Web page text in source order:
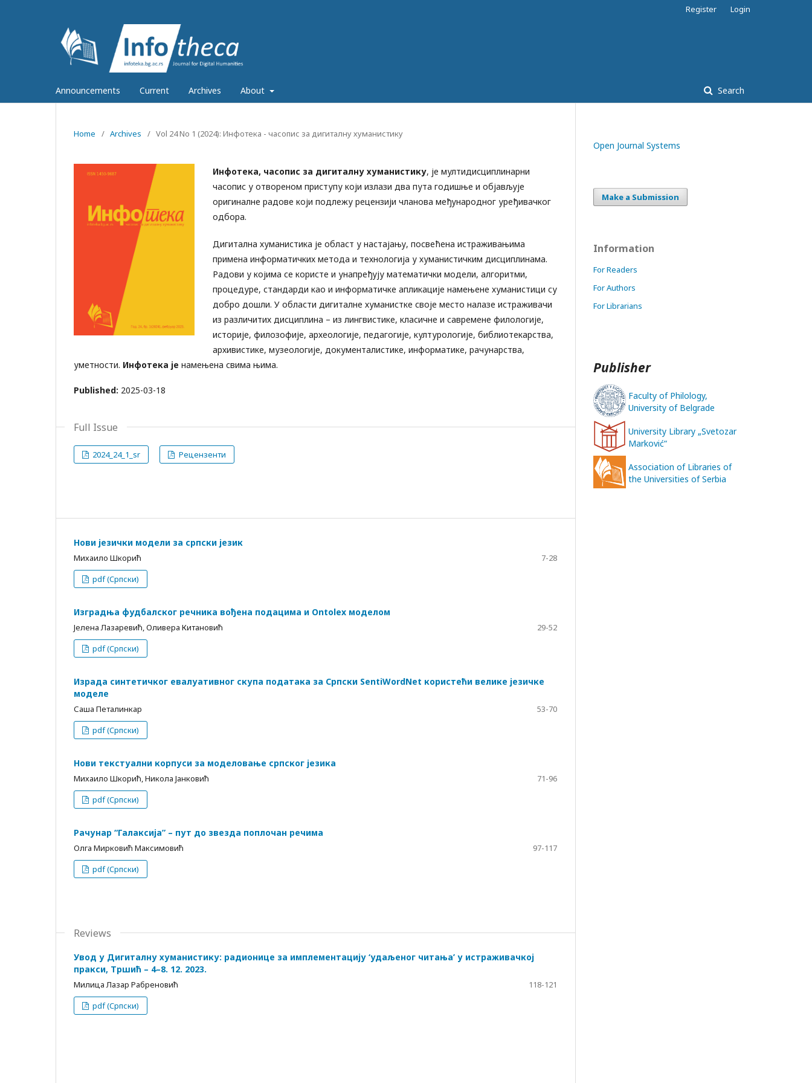
Announcements Current Archives About Search
Register Login
Home / Archives / Vol 24 No 1 (2024): Инфотека - часопис за дигиталну хуманистику
Инфотека, часопис за дигиталну хуманистику, је мултидисциплинарни
часопис у отвореном приступу који излази два пута годишње и објављује
оригиналне радове који подлежу рецензији чланова међународног уређивачког
одбора.
Дигитална хуманистика је област у настајању, посвећена истраживањима
примена информатичких метода и технологија у хуманистичким дисциплинама.
Радови у којима се користе и унапређују математички модели, алгоритми,
процедуре, стандарди као и информатичке апликације намењене хуманистици су
добро дошли. У области дигиталне хуманистке своје место налазе истраживачи
из различитих дисциплина – из лингвистике, класичне и савремене филологије,
историје, филозофије, археологије, педагогије, културологије, библиотекарства,
архивистике, музеологије, документалистике, информатике, рачунарства,
уметности. Инфотека је намењена свима њимa.
Published: 2025-03-18
Full Issue
2024_24_1_sr Рецензенти
Нови jезички модели за српски jезик
Михаило Шкорић
7-28
pdf (Cрпски)
Изградња фудбалског речника вођена подацима и Ontolex моделом
Јелена Лазаревић, Оливера Китановић
29-52
pdf (Cрпски)
Израда синтетичког евалуативног скупа података за Српски SentiWordNet користећи велике језичке
моделе
Саша Петалинкар
53-70
pdf (Cрпски)
Нови текстуални корпуси за моделовање српског jезика
Михаило Шкорић, Никола Јанковић
71-96
pdf (Cрпски)
Рачунар “Галаксија” – пут до звезда поплочан речима
Олга Мирковић Максимовић
97-117
pdf (Cрпски)
Reviews
Увод у Дигиталну хуманистику: радионице за имплементациjу ‘удаљеног читања’ у истраживачкоj
пракси, Тршић – 4–8. 12. 2023.
Милица Лазар Рабреновић
118-121
pdf (Cрпски)
Open Journal Systems
Make a Submission
Information
For Readers
For Authors
For Librarians
Publisher
Faculty of Philology,
University of Belgrade
University Library „Svetozar
Marković“
Association of Libraries of
the Universities of Serbia